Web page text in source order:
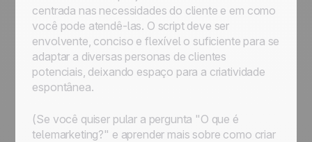
centrada nas necessidades do cliente e em como
você pode atendê-las. O script deve ser
envolvente, conciso e flexível o suficiente para se
adaptar a diversas personas de clientes
potenciais, deixando espaço para a criatividade
espontânea.
(Se você quiser pular a pergunta "O que é
telemarketing?" e aprender mais sobre como criar